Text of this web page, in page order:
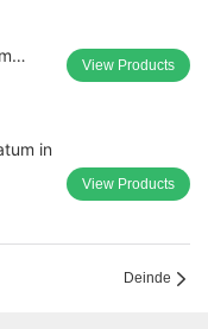
View Products
in
View Products
Deinde